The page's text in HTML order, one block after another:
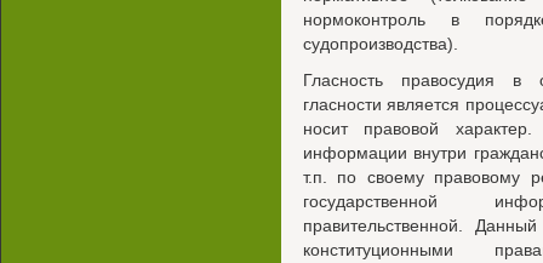
нормоконтроль в
судопроизводства).
Гласность правосудия в
гласности является
носит правовой
информации внутри
т.п. по своему правовому
государственной
правительственной.
конституционными